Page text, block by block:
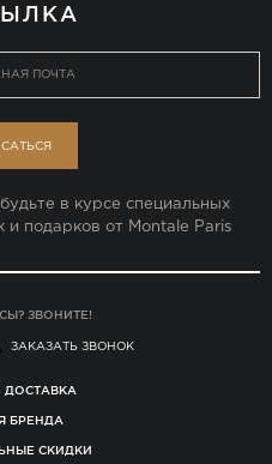
в курсе специальных
и подарков от Montale Paris
ЗВОНИТЕ!
ЗАКАЗАТЬ ЗВОНОК
ДОСТАВКА
БРЕНДА
СКИДКИ